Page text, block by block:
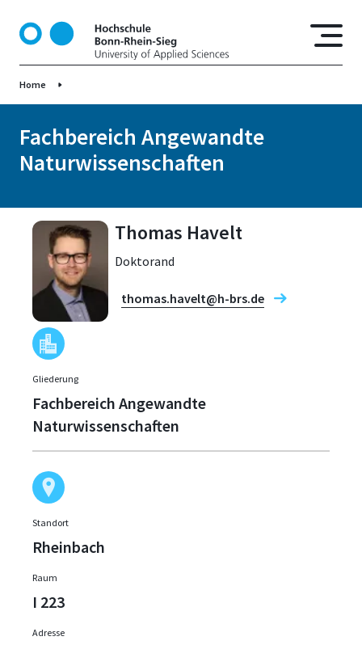
t
n
Home
Fachbereich Angewandte
Naturwissenschaften
Thomas Havelt
Doktorand
thomas.havelt@h-brs.de
Gliederung
Fachbereich Angewandte
Naturwissenschaften
Standort
Rheinbach
Raum
I 223
Adresse